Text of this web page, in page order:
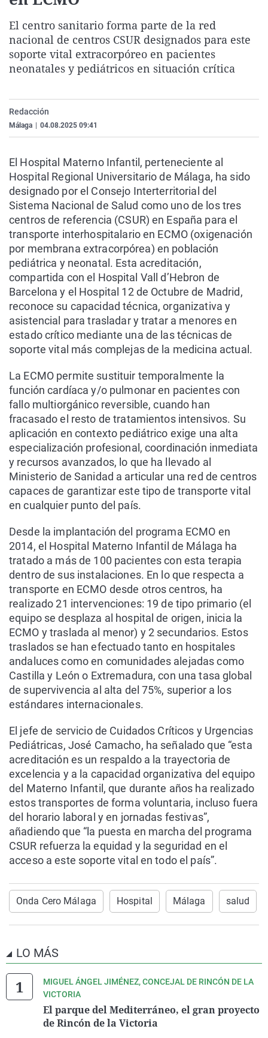
Gente viajera
Como el perro y el
Retornados
Equipo de
Operación Viuda
Galicia
La Rioja
Navarra
Televisión
Elecciones
El centro sanitario forma parte de la red
nacional de centros CSUR designados para este
soporte vital extracorpóreo en pacientes
neonatales y pediátricos en situación crítica
Redacción
Málaga 04.08.2025 09:41
El Hospital Materno Infantil, perteneciente al
Hospital Regional Universitario de Málaga, ha sido
designado por el Consejo Interterritorial del
Sistema Nacional de Salud como uno de los tres
centros de referencia (CSUR) en España para el
transporte interhospitalario en ECMO (oxigenación
por membrana extracorpórea) en población
pediátrica y neonatal. Esta acreditación,
compartida con el Hospital Vall d’Hebron de
Barcelona y el Hospital 12 de Octubre de Madrid,
reconoce su capacidad técnica, organizativa y
asistencial para trasladar y tratar a menores en
estado crítico mediante una de las técnicas de
soporte vital más complejas de la medicina actual.
La ECMO permite sustituir temporalmente la
función cardíaca y/o pulmonar en pacientes con
fallo multiorgánico reversible, cuando han
fracasado el resto de tratamientos intensivos. Su
aplicación en contexto pediátrico exige una alta
especialización profesional, coordinación inmediata
y recursos avanzados, lo que ha llevado al
Ministerio de Sanidad a articular una red de centros
capaces de garantizar este tipo de transporte vital
en cualquier punto del país.
Desde la implantación del programa ECMO en
2014, el Hospital Materno Infantil de Málaga ha
tratado a más de 100 pacientes con esta terapia
dentro de sus instalaciones. En lo que respecta a
transporte en ECMO desde otros centros, ha
realizado 21 intervenciones: 19 de tipo primario (el
equipo se desplaza al hospital de origen, inicia la
ECMO y traslada al menor) y 2 secundarios. Estos
traslados se han efectuado tanto en hospitales
andaluces como en comunidades alejadas como
Castilla y León o Extremadura, con una tasa global
de supervivencia al alta del 75%, superior a los
estándares internacionales.
El jefe de servicio de Cuidados Críticos y Urgencias
Pediátricas, José Camacho, ha señalado que “esta
acreditación es un respaldo a la trayectoria de
excelencia y a la capacidad organizativa del equipo
del Materno Infantil, que durante años ha realizado
estos transportes de forma voluntaria, incluso fuera
del horario laboral y en jornadas festivas”,
añadiendo que “la puesta en marcha del programa
CSUR refuerza la equidad y la seguridad en el
acceso a este soporte vital en todo el país”.
Onda Cero Málaga Hospital Málaga salud
LO MÁS
MIGUEL ÁNGEL JIMÉNEZ, CONCEJAL DE RINCÓN DE LA
VICTORIA
El parque del Mediterráneo, el gran proyecto
de Rincón de la Victoria